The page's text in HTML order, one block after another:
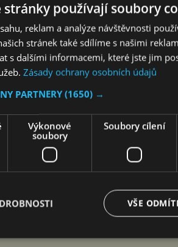
mezi zařízeními a trhy. Platforma
pro provozovatele virtuálních
třetích stran, čímž umožňuje
Velké Británii to zahrnuje hlubokou
platforem pro inteligentní
a vybíjení i vzdálenou správu
z přidané hodnoty softwaru, tarifů a
s integrací do čtyř týdnů.
do Beneluxu a pokrokem v
dodávek a dlouhodobý závazek
stránky používají soubory
reklam a analýze návštěvnosti
stránek také sdílíme s našimi
s dalšími informacemi, které jste jim
Zásady ochrany osobních údajů
PARTNERY (1650) →
Výkonové
soubory
Soubory cílení
VŠE